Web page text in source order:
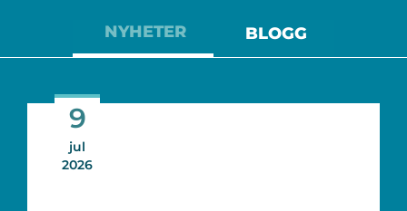
NYHETER BLOGG
9
jul
2026